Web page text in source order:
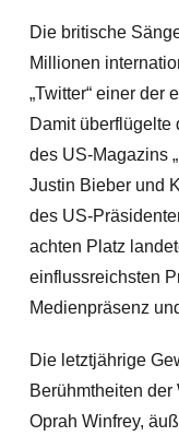
Die britische
Millionen
„Twitter“ einer der
Damit überflügelte
des US-Magazins
Justin Bieber und
des US-
achten Platz
einflussreichsten
Medienpräsenz
Die letztjährige
Berühmtheiten
Oprah Winfrey,